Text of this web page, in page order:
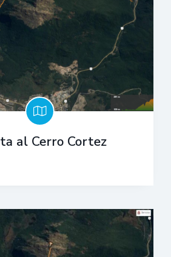
al Cerro Cortez